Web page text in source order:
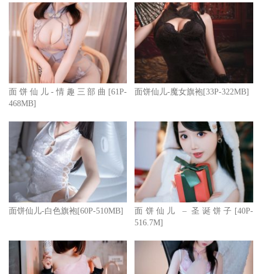
面饼仙儿-情趣三部曲[61P-
468MB]
面饼仙儿-魔女旗袍[33P-322MB]
面饼仙儿-白色旗袍[60P-510MB]
面饼仙儿 – 圣诞饼子[40P-
516.7M]